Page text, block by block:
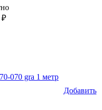
₽
070 gra 1 метр
Добавить